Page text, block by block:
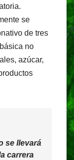
se
de tres
no
azúcar,
se llevará
carrera